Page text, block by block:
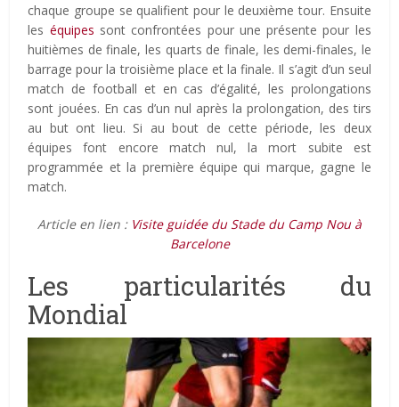
chaque groupe se qualifient pour le deuxième tour. Ensuite
les équipes sont confrontées pour une présente pour les
huitièmes de finale, les quarts de finale, les demi-finales, le
barrage pour la troisième place et la finale. Il s’agit d’un seul
match de football et en cas d’égalité, les prolongations
sont jouées. En cas d’un nul après la prolongation, des tirs
au but ont lieu. Si au bout de cette période, les deux
équipes font encore match nul, la mort subite est
programmée et la première équipe qui marque, gagne le
match.
Article en lien : Visite guidée du Stade du Camp Nou à
Barcelone
Les particularités du
Mondial